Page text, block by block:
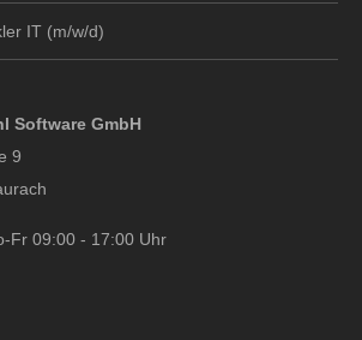
IT (m/w/d)
Software GmbH
9
Fr 09:00 - 17:00 Uhr